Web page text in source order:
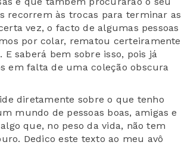
recorrem às trocas para terminar as
vez, o facto de algumas pessoas
por colar, rematou certeiramente
saberá bem sobre isso, pois já
em falta de uma coleção obscura
diretamente sobre o que tenho
mundo de pessoas boas, amigas e
que, no peso da vida, não tem
Dedico este texto ao meu avô